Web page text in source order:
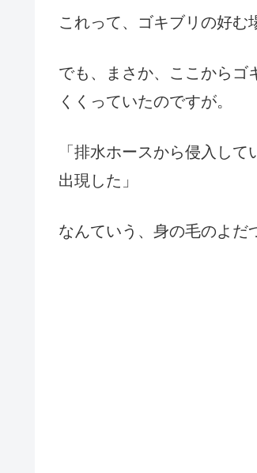
これって、ゴキブリの好む
でも、まさか、ここから
くくっていたのですが。
「排水ホースから侵入し
出現した」
なんていう、身の毛のよだ